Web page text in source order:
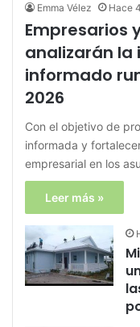
Emma Vélez Hace
Empresarios
analizarán
informado
2026
Con el objetivo de
informada y
empresarial en los
Leer más »